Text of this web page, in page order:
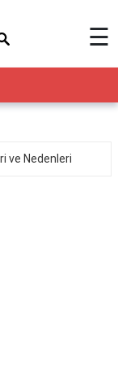
☰
ve Nedenleri